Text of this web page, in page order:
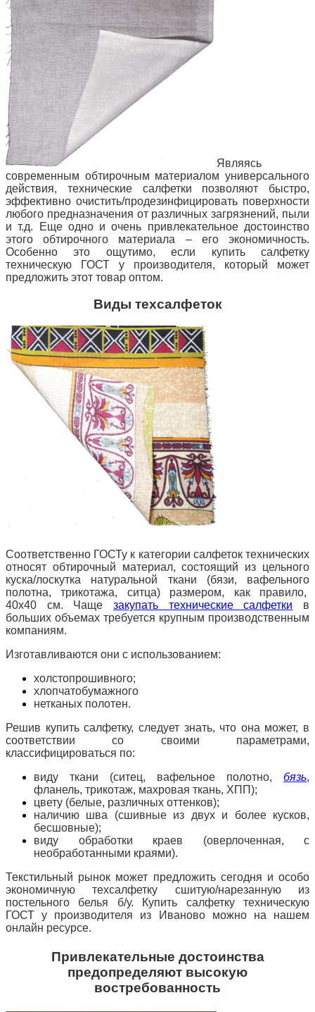
Являясь
современным обтирочным материалом универсального
действия, технические салфетки позволяют быстро,
эффективно очистить/продезинфицировать поверхности
любого предназначения от различных загрязнений, пыли
и т.д. Еще одно и очень привлекательное достоинство
этого обтирочного материала – его экономичность.
Особенно это ощутимо, если купить салфетку
техническую ГОСТ у производителя, который может
предложить этот товар оптом.
Виды техсалфеток
Соответственно ГОСТу к категории салфеток технических
относят обтирочный материал, состоящий из цельного
куска/лоскутка натуральной ткани (бязи, вафельного
полотна, трикотажа, ситца) размером, как правило,
40х40 см. Чаще закупать технические салфетки в
больших объемах требуется крупным производственным
компаниям.
Изготавливаются они с использованием:
холстопрошивного;
хлопчатобумажного
нетканых полотен.
Решив купить салфетку, следует знать, что она может, в
соответствии со своими параметрами,
классифицироваться по:
виду ткани (ситец, вафельное полотно, бязь,
фланель, трикотаж, махровая ткань, ХПП);
цвету (белые, различных оттенков);
наличию шва (сшивные из двух и более кусков,
бесшовные);
виду обработки краев (оверлоченная, с
необработанными краями).
Текстильный рынок может предложить сегодня и особо
экономичную техсалфетку сшитую/нарезанную из
постельного белья б/у. Купить салфетку техническую
ГОСТ у производителя из Иваново можно на нашем
онлайн ресурсе.
Привлекательные достоинства
предопределяют высокую
востребованность